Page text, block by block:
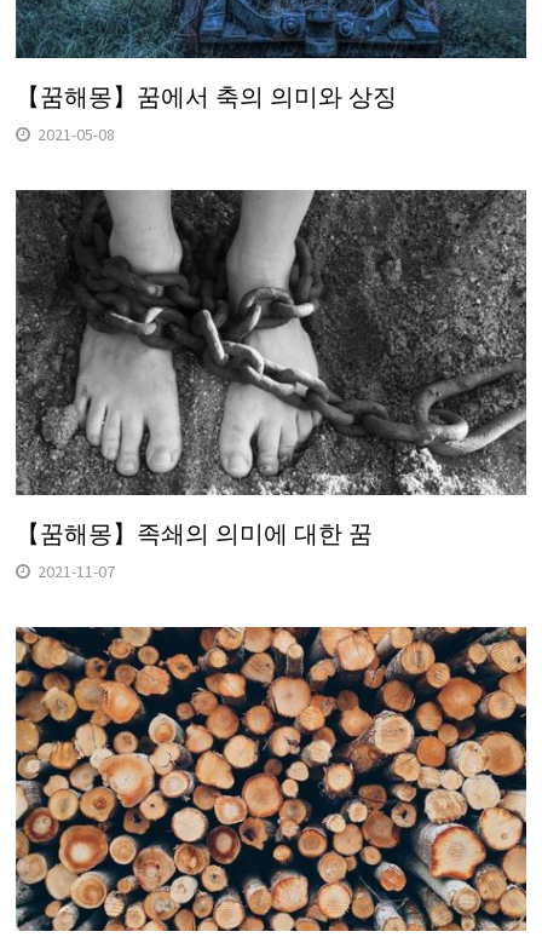
【꿈해몽】꿈에서 축의 의미와 상징
2021-05-08
【꿈해몽】족쇄의 의미에 대한 꿈
2021-11-07